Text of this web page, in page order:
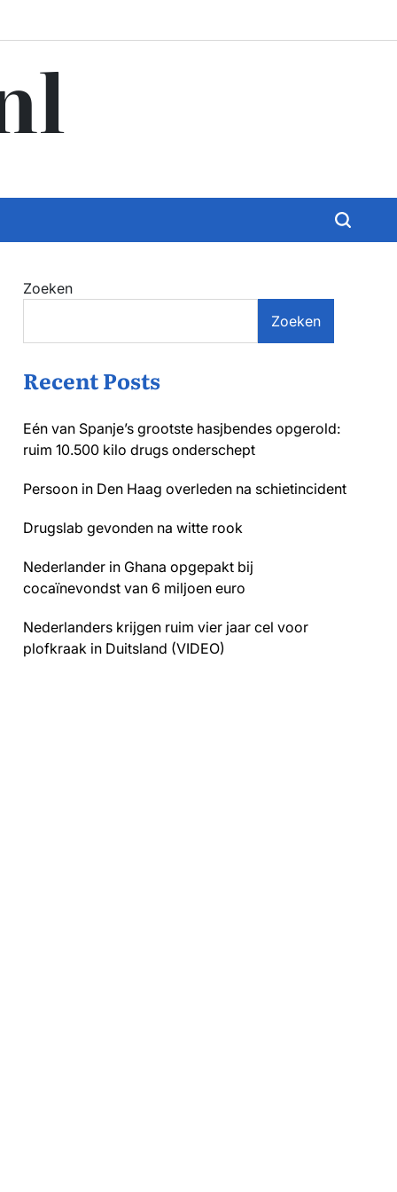
Zoeken
Zoeken
Recent Posts
Eén van Spanje’s grootste hasjbendes opgerold:
ruim 10.500 kilo drugs onderschept
Persoon in Den Haag overleden na schietincident
Drugslab gevonden na witte rook
Nederlander in Ghana opgepakt bij
cocaïnevondst van 6 miljoen euro
Nederlanders krijgen ruim vier jaar cel voor
plofkraak in Duitsland (VIDEO)